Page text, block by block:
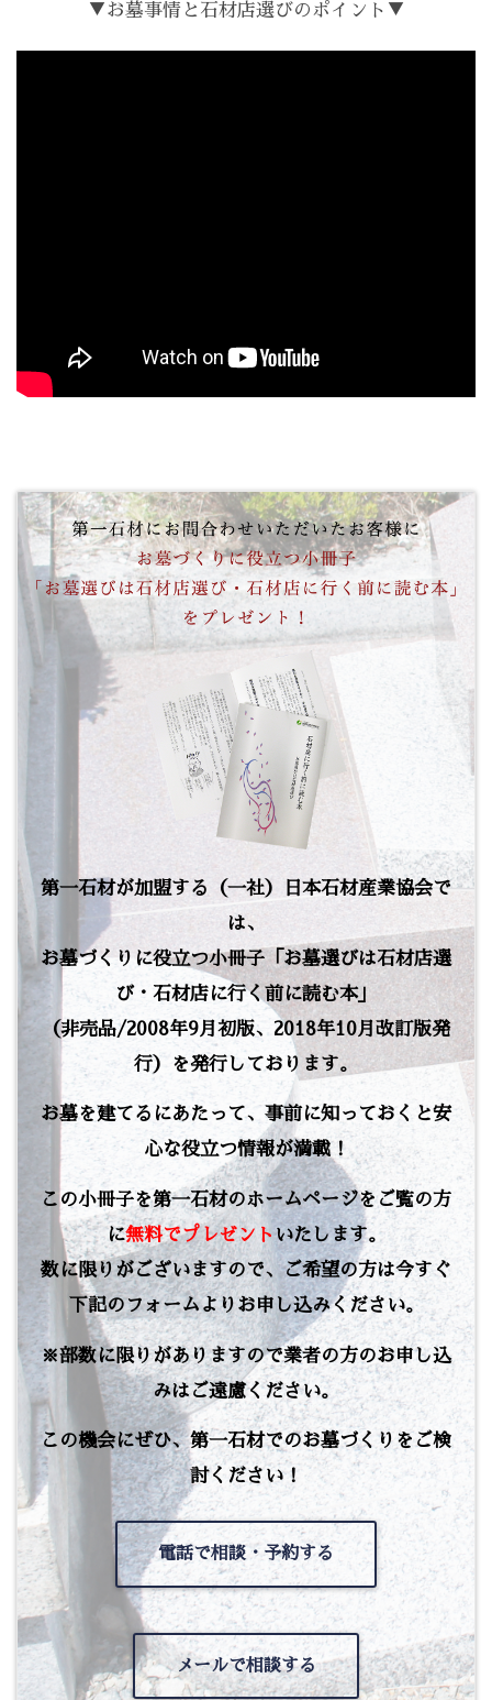
▼お墓事情と石材店選びのポイント▼
第一石材が加盟する（一社）日本石材産業協会で
は、
お墓づくりに役立つ小冊子「お墓選びは石材店選
び・石材店に行く前に読む本」
（非売品/2008年9月初版、2018年10月改訂版発
行）を発行しております。
お墓を建てるにあたって、事前に知っておくと安
心な役立つ情報が満載！
この小冊子を第一石材のホームページをご覧の方
に無料でプレゼントいたします。
数に限りがございますので、ご希望の方は今すぐ
下記のフォームよりお申し込みください。
※部数に限りがありますので業者の方のお申し込
みはご遠慮ください。
この機会にぜひ、第一石材でのお墓づくりをご検
討ください！
電話で相談・予約する
メールで相談する